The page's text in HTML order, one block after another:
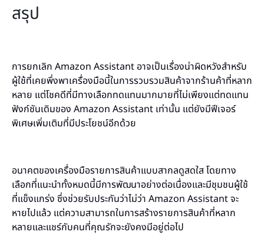
สรุป
การยกเลิก Amazon Assistant อาจเป็นเรื่องน่าผิดหวังสำหรับ
ผู้ใช้ที่เคยพึ่งพาเครื่องมือนี้ในการรวบรวมสินค้าจากร้านค้าที่หลาก
หลาย แต่โชคดีที่มีทางเลือกทดแทนมากมายที่ไม่เพียงแต่ทดแทน
ฟังก์ชันเดิมของ Amazon Assistant เท่านั้น แต่ยังมีฟีเจอร์
พิเศษเพิ่มเติมที่มีประโยชน์อีกด้วย
อนาคตของเครื่องมือรายการสินค้าแบบสากลดูสดใส โดยทาง
เลือกที่แนะนำทั้งหมดนี้มีการพัฒนาอย่างต่อเนื่องและมีชุมชนผู้ใช้
ที่แข็งแกร่ง ซึ่งช่วยรับประกันว่าไม่ว่า Amazon Assistant จะ
หายไปแล้ว แต่ความสามารถในการสร้างรายการสินค้าที่หลาก
หลายและแชร์กับคนที่คุณรักจะยังคงมีอยู่ต่อไป